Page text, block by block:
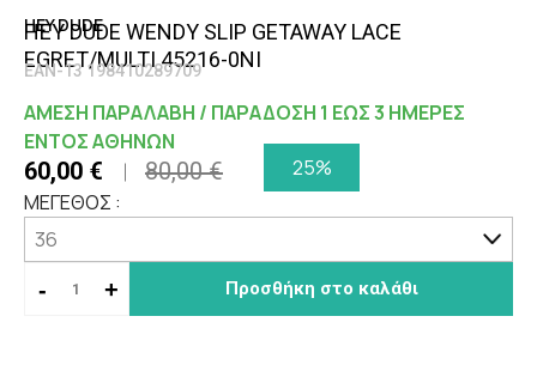
HEY DUDE
HEY DUDE WENDY SLIP GETAWAY LACE
EGRET/MULTI 45216-0NI
EAN-13 198410289709
ΑΜΕΣΗ ΠΑΡΑΛΑΒΗ / ΠΑΡΑΔΟΣΗ 1 ΕΩΣ 3 ΗΜΕΡΕΣ
ΕΝΤΟΣ ΑΘΗΝΩΝ
60,00 € 80,00 €
25%
ΜΕΓΕΘΟΣ :
- + Προσθήκη στο καλάθι